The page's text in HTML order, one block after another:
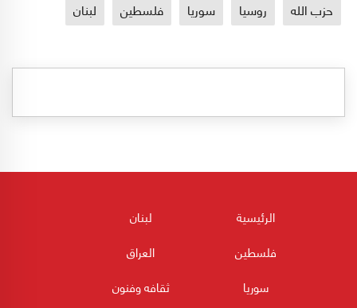
حزب الله روسيا سوريا فلسطين لبنان
الرئيسية
لبنان
فلسطين
العراق
سوريا
ثقافه وفنون